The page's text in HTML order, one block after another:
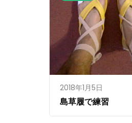
2018年1月5日
島草履で練習